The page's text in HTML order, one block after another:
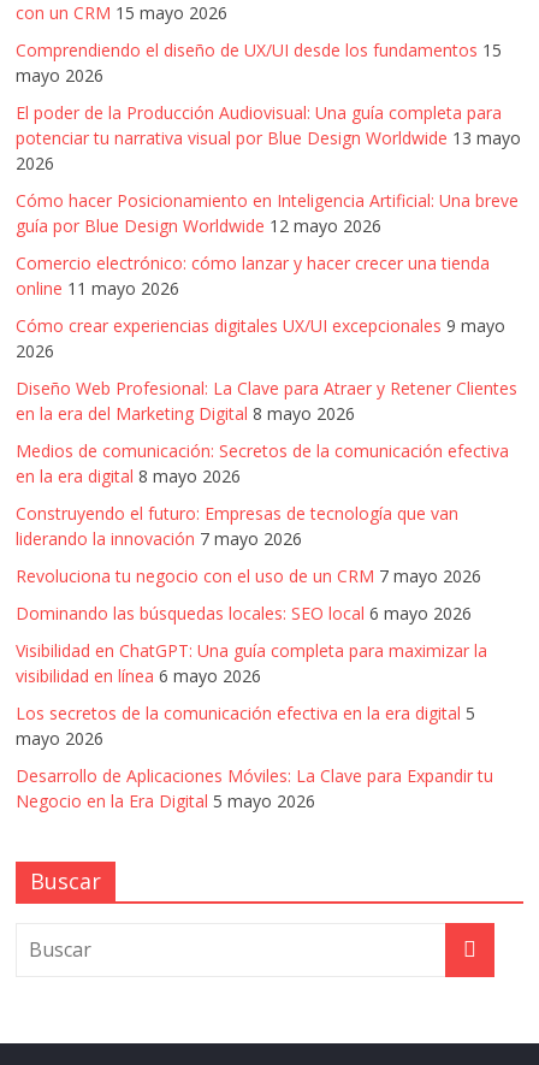
con un CRM 15 mayo 2026
Comprendiendo el diseño de UX/UI desde los fundamentos 15
mayo 2026
El poder de la Producción Audiovisual: Una guía completa para
potenciar tu narrativa visual por Blue Design Worldwide 13 mayo
2026
Cómo hacer Posicionamiento en Inteligencia Artificial: Una breve
guía por Blue Design Worldwide 12 mayo 2026
Comercio electrónico: cómo lanzar y hacer crecer una tienda
online 11 mayo 2026
Cómo crear experiencias digitales UX/UI excepcionales 9 mayo
2026
Diseño Web Profesional: La Clave para Atraer y Retener Clientes
en la era del Marketing Digital 8 mayo 2026
Medios de comunicación: Secretos de la comunicación efectiva
en la era digital 8 mayo 2026
Construyendo el futuro: Empresas de tecnología que van
liderando la innovación 7 mayo 2026
Revoluciona tu negocio con el uso de un CRM 7 mayo 2026
Dominando las búsquedas locales: SEO local 6 mayo 2026
Visibilidad en ChatGPT: Una guía completa para maximizar la
visibilidad en línea 6 mayo 2026
Los secretos de la comunicación efectiva en la era digital 5
mayo 2026
Desarrollo de Aplicaciones Móviles: La Clave para Expandir tu
Negocio en la Era Digital 5 mayo 2026
Buscar